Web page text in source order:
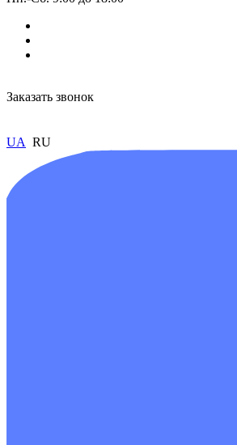
Заказать звонок
UA RU